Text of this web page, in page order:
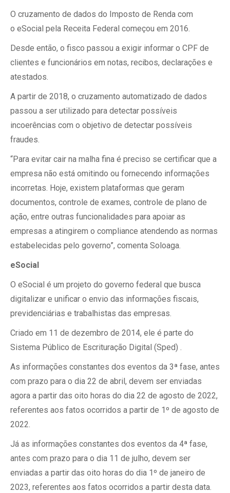
O cruzamento de dados do Imposto de Renda com
o eSocial pela Receita Federal começou em 2016.
Desde então, o fisco passou a exigir informar o CPF de
clientes e funcionários em notas, recibos, declarações e
atestados.
A partir de 2018, o cruzamento automatizado de dados
passou a ser utilizado para detectar possíveis
incoerências com o objetivo de detectar possíveis
fraudes.
“Para evitar cair na malha fina é preciso se certificar que a
empresa não está omitindo ou fornecendo informações
incorretas. Hoje, existem plataformas que geram
documentos, controle de exames, controle de plano de
ação, entre outras funcionalidades para apoiar as
empresas a atingirem o compliance atendendo as normas
estabelecidas pelo governo”, comenta Soloaga.
eSocial
O eSocial é um projeto do governo federal que busca
digitalizar e unificar o envio das informações fiscais,
previdenciárias e trabalhistas das empresas.
Criado em 11 de dezembro de 2014, ele é parte do
Sistema Público de Escrituração Digital (Sped) .
As informações constantes dos eventos da 3ª fase, antes
com prazo para o dia 22 de abril, devem ser enviadas
agora a partir das oito horas do dia 22 de agosto de 2022,
referentes aos fatos ocorridos a partir de 1º de agosto de
2022.
Já as informações constantes dos eventos da 4ª fase,
antes com prazo para o dia 11 de julho, devem ser
enviadas a partir das oito horas do dia 1º de janeiro de
2023, referentes aos fatos ocorridos a partir desta data.